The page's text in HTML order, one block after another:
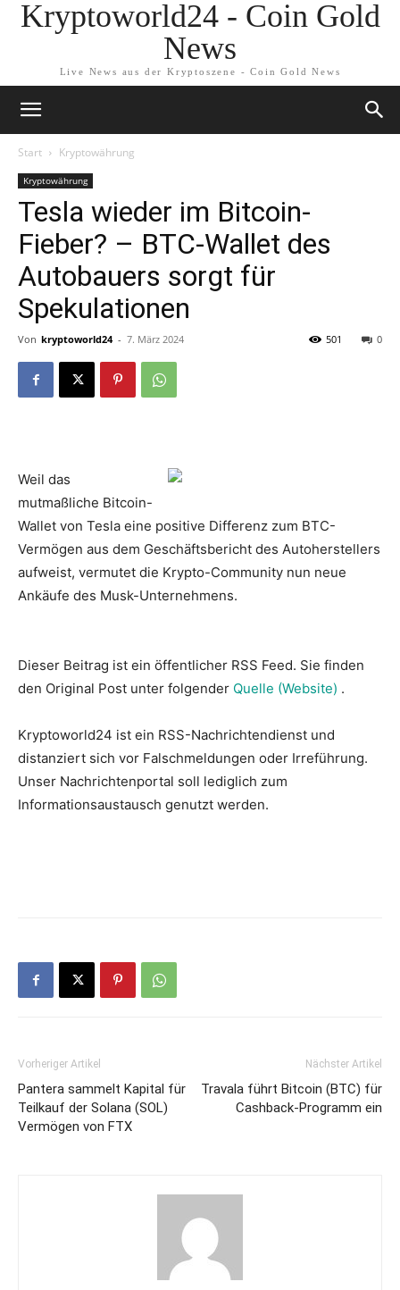
Kryptoworld24 - Coin Gold
News
Live News aus der Kryptoszene - Coin Gold News
Start Kryptowährung
Kryptowährung
Tesla wieder im Bitcoin-
Fieber? – BTC-Wallet des
Autobauers sorgt für
Spekulationen
Von kryptoworld24 - 7. März 2024 0
501
Weil das
mutmaßliche Bitcoin-
Wallet von Tesla eine positive Differenz zum BTC-
Vermögen aus dem Geschäftsbericht des Autoherstellers
aufweist, vermutet die Krypto-Community nun neue
Ankäufe des Musk-Unternehmens.
Dieser Beitrag ist ein öffentlicher RSS Feed. Sie finden
den Original Post unter folgender Quelle (Website) .
Kryptoworld24 ist ein RSS-Nachrichtendienst und
distanziert sich vor Falschmeldungen oder Irreführung.
Unser Nachrichtenportal soll lediglich zum
Informationsaustausch genutzt werden.
Vorheriger Artikel
Pantera sammelt Kapital für
Teilkauf der Solana (SOL)
Vermögen von FTX
Nächster Artikel
Travala führt Bitcoin (BTC) für
Cashback-Programm ein